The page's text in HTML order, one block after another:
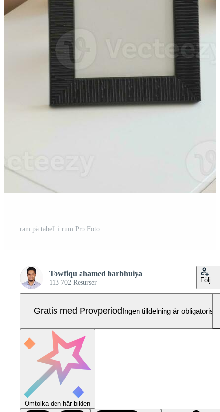
ram på tabell i rum Pro Foto
Towfiqu ahamed barbhuiya
113 702 Resurser Följ
Gratis med ProvperiodIngen tilldelning är obligatorisk
Omtolka den här bilden